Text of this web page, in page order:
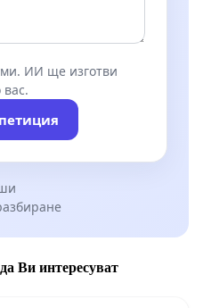
ИИ ще изготви
Ви интересуват